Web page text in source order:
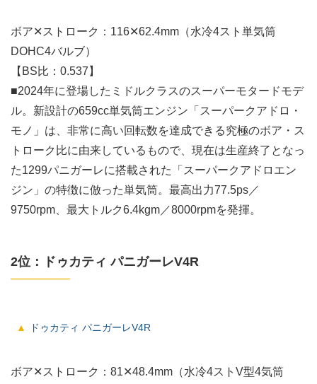
ボア✕ストローク：116✕62.4mm（水冷4スト単気筒
DOHC4バルブ）
【BS比：0.537】
■2024年に登場したミドルクラスのスーパーモタードモデ
ル。新設計の659cc単気筒エンジン「スーパークアドロ・
モノ」は、非常に高い回転数を達成できる究極のボア・ス
トローク比に由来しているもので、現在は生産終了となっ
た1299パニガーレに搭載された「スーパークアドロエン
ジン」の特徴に倣った単気筒。最高出力77.5ps／
9750rpm、最大トルク6.4kgm／8000rpmを発揮。
2位：ドゥカティ パニガーレV4R
ドゥカティ パニガーレV4R
ボア✕ストローク：81✕48.4mm（水冷4ストV型4気筒